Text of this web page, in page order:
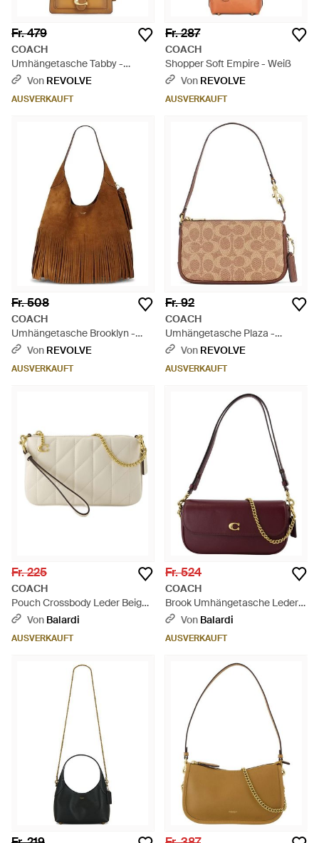
Fr. 479
COACH
Umhängetasche Tabby -
Mehrfarbig
Von REVOLVE
AUSVERKAUFT
Fr. 287
COACH
Shopper Soft Empire - Weiß
Von REVOLVE
AUSVERKAUFT
Fr. 508
COACH
Umhängetasche Brooklyn -
Braun
Von REVOLVE
AUSVERKAUFT
Fr. 92
COACH
Umhängetasche Plaza -
Mehrfarbig
Von REVOLVE
AUSVERKAUFT
Fr. 225
COACH
Pouch Crossbody Leder Beige -
Natur
Von Balardi
AUSVERKAUFT
Fr. 524
COACH
Brook Umhängetasche Leder
Burgund - Lila
Von Balardi
AUSVERKAUFT